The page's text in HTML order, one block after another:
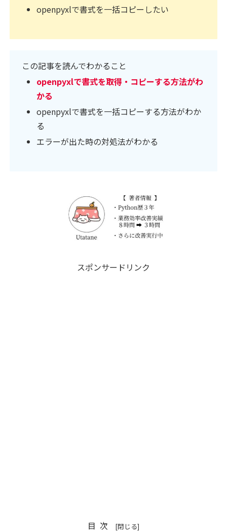
openpyxlで書式を一括コピーしたい
この記事を読んでわかること
openpyxlで書式を取得・コピーする方法がわ
かる
openpyxlで書式を一括コピーする方法がわか
る
エラーが出た時の対処法がわかる
スポンサードリンク
目次